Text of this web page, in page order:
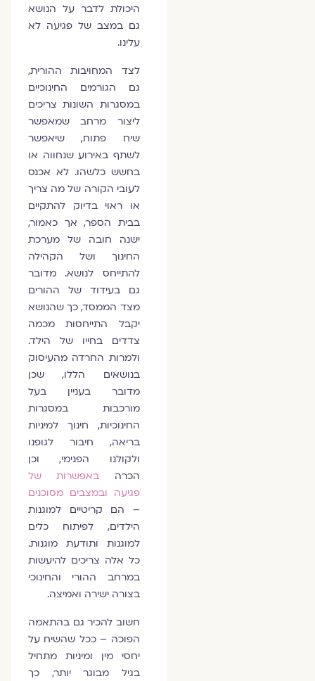
היכולת לדבר על הנושא
גם במצב של פגיעה לא
עלינו.
לצד המחויבות ההורית,
גם הגורמים החינוכיים
במסגרות השונות צריכים
ליצור מרחב שמאפשר
שיח פתוח, שיאפשר
לשתף באירוע שנחווה או
בחשש כלשהו. לא אכנס
לעובי הקורה של מה צריך
או ראוי בדיוק להתקיים
בבית הספר, אך כאמור,
ישנה חובה של מערכת
החינוך ושל הקהילה
להתייחס לנושא. מדובר
גם בעידוד של ההורים
מצד הממסד, כך שהנושא
יקבל התייחסות מכמה
צדדים בחייו של הילד.
ולמרות החרדה מהעיסוק
בנושאים הללו, שכן
מדובר בעניין בעל
מורכבות במסגרות
החינוכיות, חינוך למיניות
בריאה, חיבור לגופנו
ולקולנו הפנימי, וכן
הכרה
באפשרות של
פגיעה ובמצבים מסוכנים
– הם קריטיים למוגנות
הילדים, לפיתוח כלים
למוגנות ותודעת מוגנות.
כל אלה צריכים להיעשות
במרחב ההורי והחינוכי
בצורה ישירה ואמיצה.
חשוב להכיר גם בהתאמה
הפוכה – ככל שהשיח על
יחסי מין ומיניות מתחיל
בגיל מבוגר יותר, כך